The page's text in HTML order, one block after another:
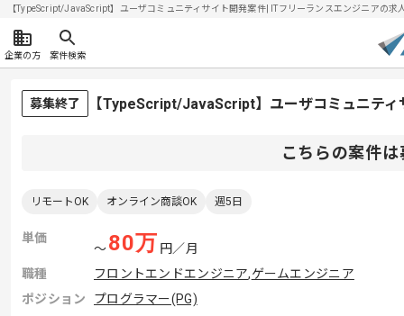
【TypeScript/JavaScript】ユーザコミュニティサイト開発案件| ITフリーランスエンジニアの
企業の方 案件検索
募集終了 【TypeScript/JavaScript】ユーザコミュニテ
こちらの案件
リモートOK オンライン商談OK 週5日
単価
〜80万 円／月
職種
フロントエンドエンジニア,ゲームエンジニア
ポジション
プログラマー(PG)